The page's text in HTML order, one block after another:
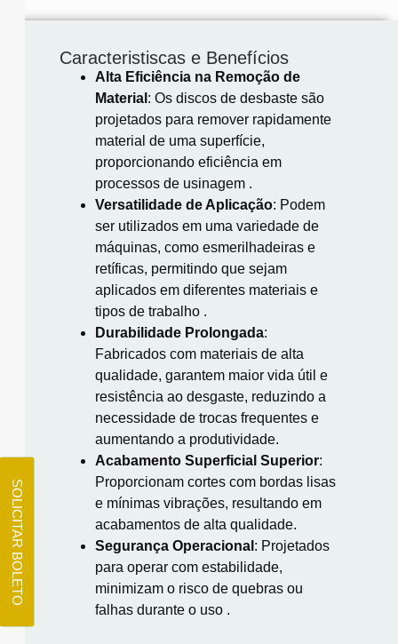
SOLICITAR BOLETO
Caracteristiscas e Benefícios
Alta Eficiência na Remoção de
Material :Os discos de desbaste são
projetados para remover rapidamente
material de uma superfície,
proporcionando eficiência em
processos de usinagem .​
Versatilidade de Aplicação: Podem
ser utilizados em uma variedade de
máquinas, como esmerilhadeiras e
retíficas, permitindo que sejam
aplicados em diferentes materiais e
tipos de trabalho .​
Durabilidade Prolongada:
Fabricados com materiais de alta
qualidade, garantem maior vida útil e
resistência ao desgaste, reduzindo a
necessidade de trocas frequentes e
aumentando a produtividade.
Acabamento Superficial Superior:
Proporcionam cortes com bordas lisas
e mínimas vibrações, resultando em
acabamentos de alta qualidade.
Segurança Operacional : Projetados
para operar com estabilidade,
minimizam o risco de quebras ou
falhas durante o uso .​